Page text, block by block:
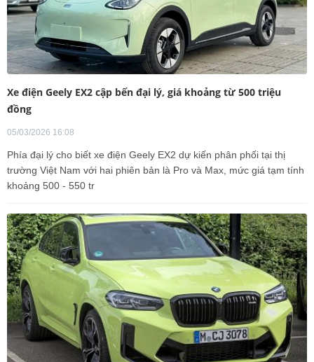
Xe điện Geely EX2 cập bến đại lý, giá khoảng từ 500 triệu
đồng
05/03/2026 16:08
Phía đại lý cho biết xe điện Geely EX2 dự kiến phân phối tại thị
trường Việt Nam với hai phiên bản là Pro và Max, mức giá tạm tính
khoảng 500 - 550 tr